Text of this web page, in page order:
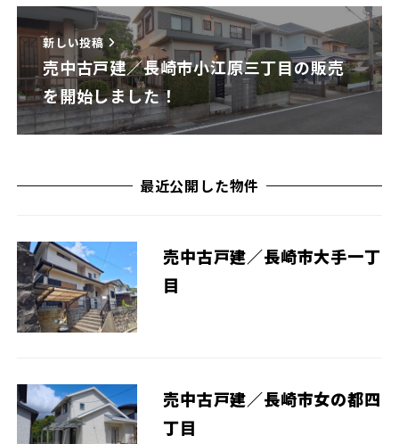
新しい投稿
売中古戸建／長崎市小江原三丁目の販売
を開始しました！
最近公開した物件
売中古戸建／長崎市大手一丁
目
売中古戸建／長崎市女の都四
丁目